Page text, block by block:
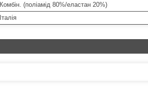
Комбін. (поліамід 80%/еластан 20%)
Італія